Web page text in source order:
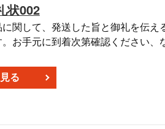
状002
関して、発送した旨と御礼を伝え
お手元に到着次第確認ください、
なりと申し付けください、と付け加
は無料です。
る